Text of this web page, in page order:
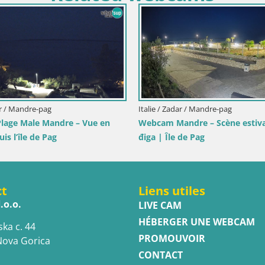
direct
Italie / Sicile / Trapani
Webcam Isole dello Stagnone – Duotone
c. 44
Gorica
Liens utiles
LIVE CAM
HÉBERGER UNE WEBCAM
PROMOUVOIR
CONTACT